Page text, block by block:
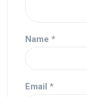
Name *
Email *